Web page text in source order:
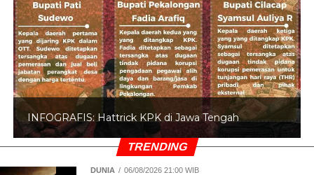
INFOGRAFIS: Hattrick KPK di Jawa Tengah
TRENDING
DUNIA 06/08/2026 21:00 WIB